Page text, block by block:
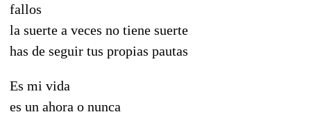
fallos
la suerte a veces no tiene suerte
has de seguir tus propias pautas
Es mi vida
es un ahora o nunca